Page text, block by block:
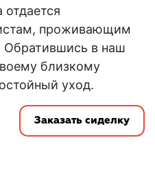
проживающим
в наш
близкому
уход.
Заказать сиделку